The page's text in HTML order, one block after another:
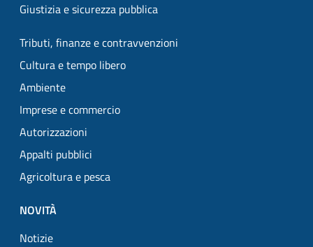
Giustizia e sicurezza pubblica
Tributi, finanze e contravvenzioni
Cultura e tempo libero
Ambiente
Imprese e commercio
Autorizzazioni
Appalti pubblici
Agricoltura e pesca
NOVITÀ
Notizie